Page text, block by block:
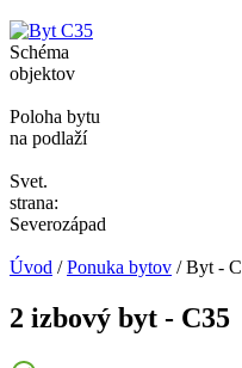
Schéma
objektov
Poloha bytu
na podlaží
Svet.
strana:
Severozápad
Úvod / Ponuka bytov / Byt -
2 izbový byt - C35